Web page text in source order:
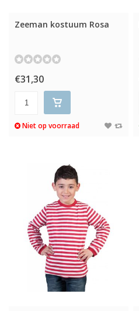
Zeeman kostuum Rosa
€31,30
Niet op voorraad